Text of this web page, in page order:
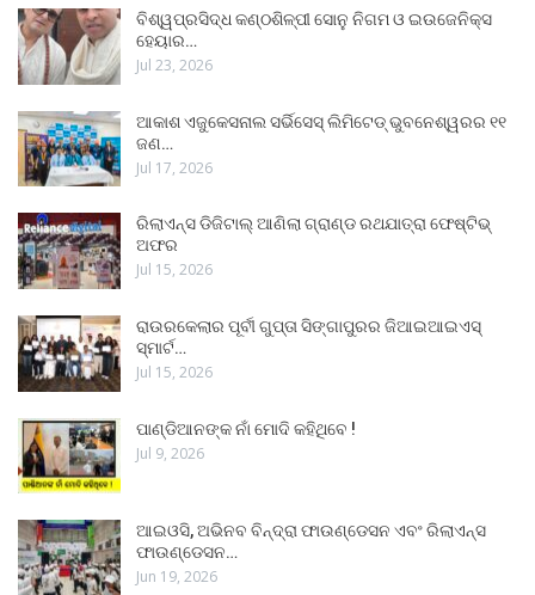
ବିଶ୍ୱପ୍ରସିଦ୍ଧ କଣ୍ଠଶିଳ୍ପୀ ସୋନୁ ନିଗମ ଓ ଇଉଜେନିକ୍ସ
ହେୟାର…
Jul 23, 2026
ଆକାଶ ଏଜୁକେସନାଲ ସର୍ଭିସେସ୍ ଲିମିଟେଡ୍ ଭୁବନେଶ୍ୱରର ୧୧
ଜଣ…
Jul 17, 2026
ରିଲାଏନ୍ସ ଡିଜିଟାଲ୍ ଆଣିଲା ଗ୍ରାଣ୍ଡ ରଥଯାତ୍ରା ଫେଷ୍ଟିଭ୍
ଅଫର
Jul 15, 2026
ରାଉରକେଲାର ପୂର୍ବୀ ଗୁପ୍ତା ସିଙ୍ଗାପୁରର ଜିଆଇଆଇଏସ୍
ସ୍ମାର୍ଟ…
Jul 15, 2026
ପାଣ୍ଡିଆନଙ୍କ ନାଁ ମୋଦି କହିଥିବେ !
Jul 9, 2026
ଆଇଓସି, ଅଭିନବ ବିନ୍ଦ୍ରା ଫାଉଣ୍ଡେସନ ଏବଂ ରିଲାଏନ୍ସ
ଫାଉଣ୍ଡେସନ…
Jun 19, 2026